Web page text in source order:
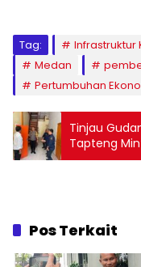
Tag: Infrastruktur
Medan
Pertumbuhan
Tinjau
Tapteng
Pos Terkait